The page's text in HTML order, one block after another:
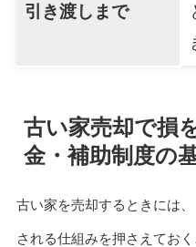
引き渡しまで
古い家売却で損
金・補助制度の
古い家を売却するときには
される仕組みを押さえておく